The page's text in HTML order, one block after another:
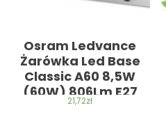
Osram Ledvance
Żarówka Led Base
Classic A60 8,5W
(60W) 806Lm E27
4000K (5Szt)
21,72zł